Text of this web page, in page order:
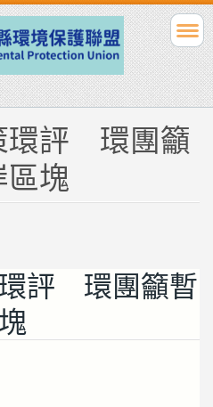
環評 環團籲
塊
評 環團籲暫